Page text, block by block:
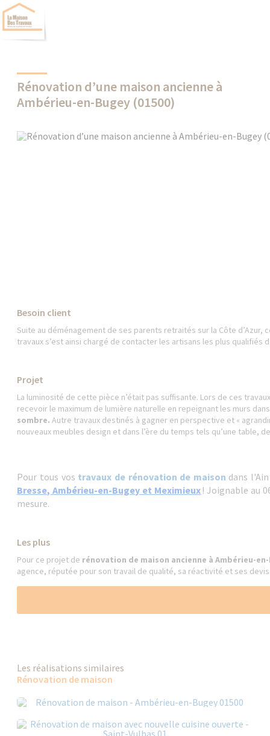
Rénovation d’une maison ancienne à
Ambérieu-en-Bugey (01500)
Besoin client
Suite au déménagement de ses parents retraités sur la Côte
travaux s’est ainsi chargé de contacter les artisans les plus qualifiés
Projet
La luminosité de cette pièce n’était pas suffisante. Lors de ces
recevoir le maximum de lumière naturelle en repeignant les murs
sombre. Autre travaux destinés à gagner en perspective et «
nouveaux meubles design et dans l’ère du temps tels qu’une
Pour tous vos travaux de rénovation de maison dans
Bresse, Ambérieu-en-Bugey et Meximieux ! Joignable au
mesure.
Les plus
Pour ce projet de rénovation de maison ancienne à Ambérieu-
agence, réputée pour son travail de qualité, sa réactivité et ses
Les réalisations similaires
Rénovation de maison